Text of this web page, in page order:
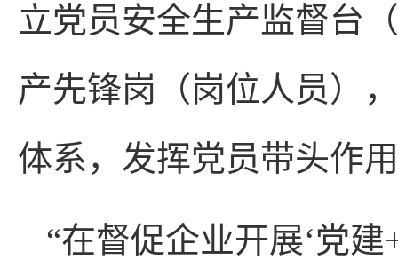
立党员安全生产监督台
产先锋岗（岗位人员）
体系，发挥党员带头作
“在督促企业开展‘党